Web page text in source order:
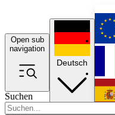
Open sub
navigation
Suchen
Deutsch